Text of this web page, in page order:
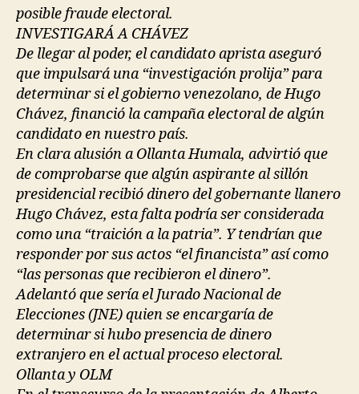
posible fraude electoral.
INVESTIGARÁ A CHÁVEZ
De llegar al poder, el candidato aprista aseguró
que impulsará una “investigación prolija” para
determinar si el gobierno venezolano, de Hugo
Chávez, financió la campaña electoral de algún
candidato en nuestro país.
En clara alusión a Ollanta Humala, advirtió que
de comprobarse que algún aspirante al sillón
presidencial recibió dinero del gobernante llanero
Hugo Chávez, esta falta podría ser considerada
como una “traición a la patria”. Y tendrían que
responder por sus actos “el financista” así como
“las personas que recibieron el dinero”.
Adelantó que sería el Jurado Nacional de
Elecciones (JNE) quien se encargaría de
determinar si hubo presencia de dinero
extranjero en el actual proceso electoral.
Ollanta y OLM